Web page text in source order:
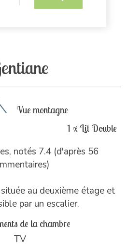
Vue montagne
1 x Lit Double
notés 7.4 (d'après 56
au deuxième étage et
par un escalier.
de la chambre
TV